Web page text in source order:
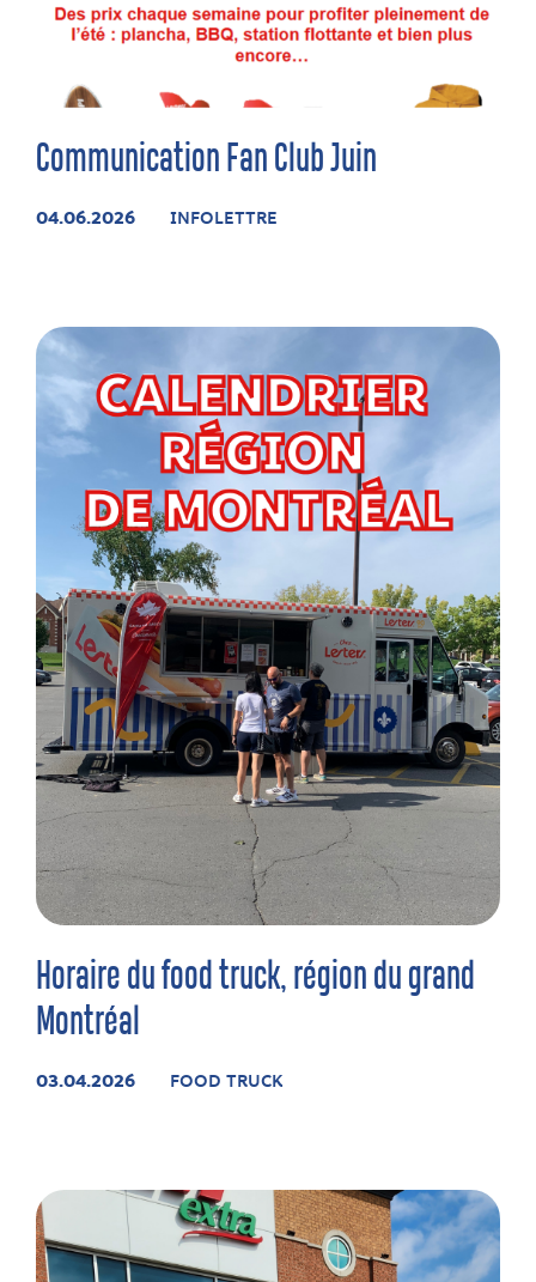
Communication Fan Club Juin
04.06.2026 INFOLETTRE
Horaire du food truck, région du grand
Montréal
03.04.2026 FOOD TRUCK